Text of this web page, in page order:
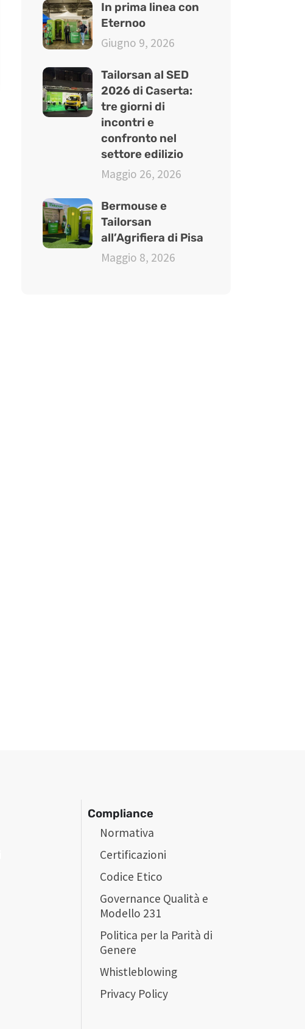
In prima linea con
Eternoo
Giugno 9, 2026
Tailorsan al SED
2026 di Caserta:
tre giorni di
incontri e
confronto nel
settore edilizio
Maggio 26, 2026
Bermouse e
Tailorsan
all’Agrifiera di Pisa
Maggio 8, 2026
Compliance
Normativa
Certificazioni
Codice Etico
Governance Qualità e
Modello 231
Politica per la Parità di
Genere
Whistleblowing
Privacy Policy